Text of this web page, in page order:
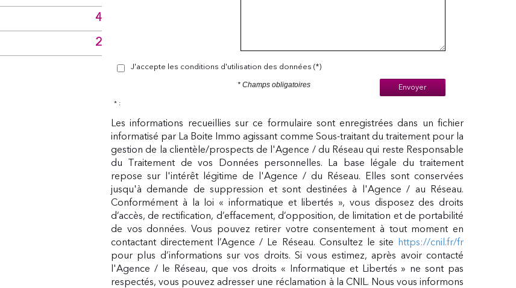
4
2
J'accepte les conditions d'utilisation des données (*)
Envoyer
* Champs obligatoires
* :
Les informations recueillies sur ce formulaire sont enregistrées dans un fichier
informatisé par La Boite Immo agissant comme Sous-traitant du traitement pour la
gestion de la clientèle/prospects de l'Agence / du Réseau qui reste Responsable
du Traitement de vos Données personnelles. La base légale du traitement
repose sur l'intérêt légitime de l'Agence / du Réseau. Elles sont conservées
jusqu'à demande de suppression et sont destinées à l'Agence / au Réseau.
Conformément à la loi « informatique et libertés », vous disposez des droits
d’accès, de rectification, d’effacement, d’opposition, de limitation et de portabilité
de vos données. Vous pouvez retirer votre consentement à tout moment en
contactant directement l’Agence / Le Réseau. Consultez le site
https://cnil.fr/fr
pour plus d’informations sur vos droits. Si vous estimez, après avoir contacté
l'Agence / le Réseau, que vos droits « Informatique et Libertés » ne sont pas
respectés, vous pouvez adresser une réclamation à la CNIL. Nous vous informons